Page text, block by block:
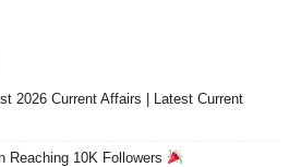
2026 Current Affairs | Latest Current
Reaching 10K Followers